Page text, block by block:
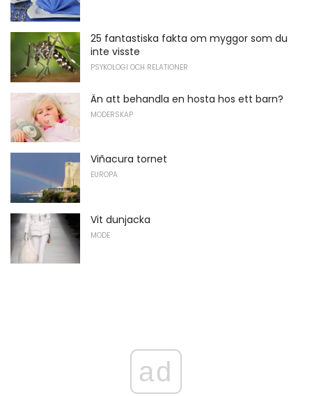
25 fantastiska fakta om myggor som du
inte visste
PSYKOLOGI OCH RELATIONER
Än att behandla en hosta hos ett barn?
MODERSKAP
Viñacura tornet
EUROPA
Vit dunjacka
MODE
ad